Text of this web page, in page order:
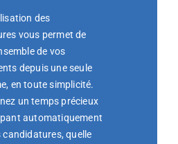
des
vous permet de
de vos
depuis une seule
en toute simplicité.
un temps précieux
automatiquement
candidatures, quelle